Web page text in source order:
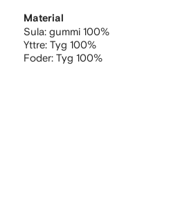
Material
Sula: gummi 100%
Yttre: Tyg 100%
Foder: Tyg 100%